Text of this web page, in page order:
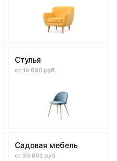
Стулья
от 19 690 руб.
Садовая мебель
от 35 802 руб.